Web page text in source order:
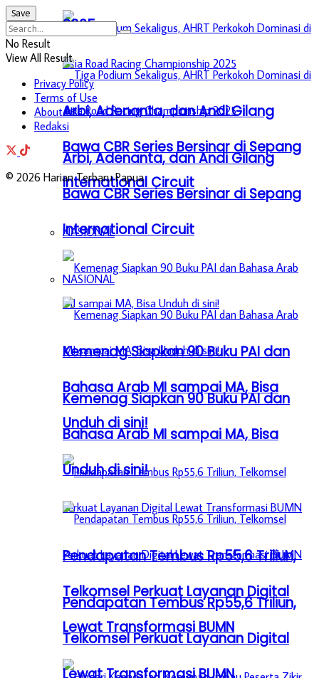
Arbi, Adenanta, dan Andi Gilang
Bawa CBR Series Bersinar di Sepang
International Circuit
NASIONAL
Kemenag Siapkan 90 Buku PAI dan
Bahasa Arab MI sampai MA, Bisa
Unduh di sini!
Pendapatan Tembus Rp55,6 Triliun,
Telkomsel Perkuat Layanan Digital
Lewat Transformasi BUMN
2025
Arbi, Adenanta, dan Andi Gilang
Bawa CBR Series Bersinar di Sepang
International Circuit
NASIONAL
Kemenag Siapkan 90 Buku PAI dan
Bahasa Arab MI sampai MA, Bisa
Unduh di sini!
Pendapatan Tembus Rp55,6 Triliun,
Telkomsel Perkuat Layanan Digital
Lewat Transformasi BUMN
No Result
View All Result
Privacy Policy
Terms of Use
About Us
Redaksi
© 2026 Harian Terbaru Papua